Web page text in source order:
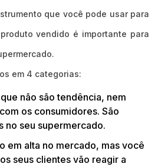
que você pode usar para
vendido é importante para
em 4 categorias:
não são tendência, nem
os consumidores. São
no seu supermercado.
em alta no mercado, mas você
seus clientes vão reagir a